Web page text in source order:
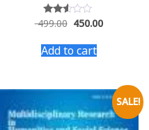
Rated
of 5
499.00 450.00
Add to cart
SALE!